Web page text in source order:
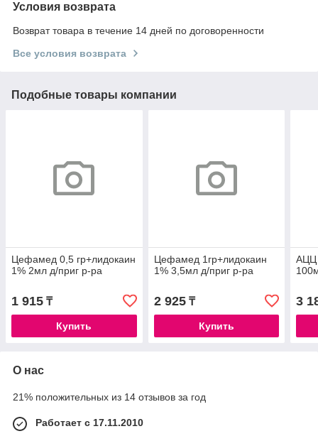
Условия возврата
Возврат товара в течение 14 дней по договоренности
Все условия возврата
Подобные товары компании
Цефамед 0,5 гр+лидокаин
1% 2мл д/приг р-ра
1 915 ₸
Купить
Цефамед 1гр+лидокаин
1% 3,5мл д/приг р-ра
2 925₸
Купить
АЦЦ
3
О нас
21% положительных из 14 отзывов за год
Работает с 17.11.2010